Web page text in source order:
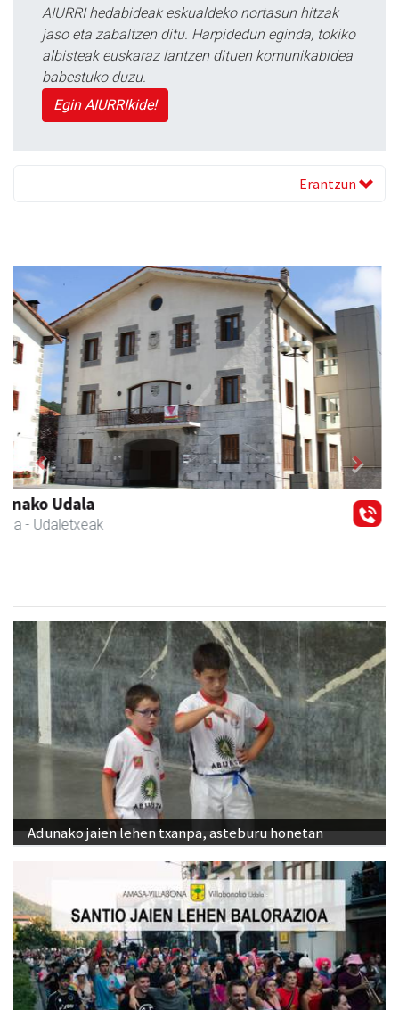
AIURRI hedabideak eskualdeko nortasun hitzak
jaso eta zabaltzen ditu. Harpidedun eginda, tokiko
albisteak euskaraz lantzen dituen komunikabidea
babestuko duzu.
Egin AIURRIkide!
Erantzun
Xixori belar-denda
Andoain - Belar-denda
Previous Next
Adunako jaien lehen txanpa, asteburu honetan